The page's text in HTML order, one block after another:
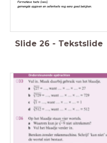
Formatieve toets (vwo),
gemengde opgaven en oefentoets nog eens goed bekijken.
Slide 26 - Tekstslide